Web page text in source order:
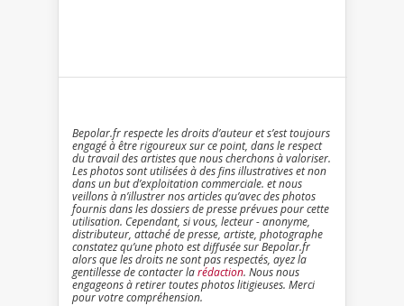
Bepolar.fr respecte les droits d’auteur et s’est toujours
engagé à être rigoureux sur ce point, dans le respect
du travail des artistes que nous cherchons à valoriser.
Les photos sont utilisées à des fins illustratives et non
dans un but d’exploitation commerciale. et nous
veillons à n’illustrer nos articles qu’avec des photos
fournis dans les dossiers de presse prévues pour cette
utilisation. Cependant, si vous, lecteur - anonyme,
distributeur, attaché de presse, artiste, photographe
constatez qu’une photo est diffusée sur Bepolar.fr
alors que les droits ne sont pas respectés, ayez la
gentillesse de contacter larédaction. Nous nous
engageons à retirer toutes photos litigieuses. Merci
pour votre compréhension.